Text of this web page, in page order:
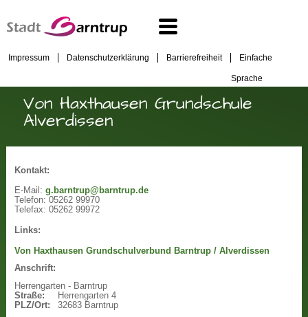
Impressum Datenschutzerklärung Barrierefreiheit Einfache
Sprache
Von Haxthausen Grundschule
Alverdissen
Kontakt:
E-Mail: g.barntrup@barntrup.de
Telefon: 05262 99970
Telefax: 05262 99972
Links:
Von Haxthausen Grundschulverbund Barntrup / Alverdissen
Anschrift:
Herrengarten - Barntrup
Straße:
Herrengarten 4
PLZ/Ort:
32683 Barntrup